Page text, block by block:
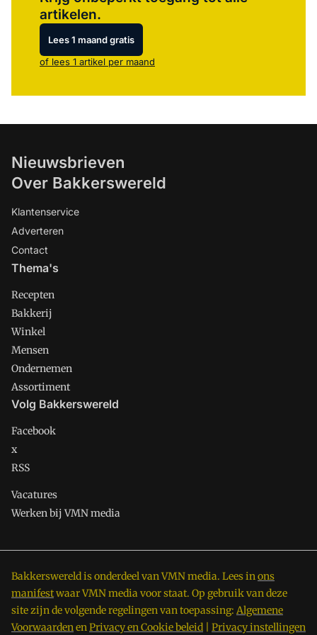
artikelen.
Lees 1 maand gratis
of lees 1 artikel per maand
Nieuwsbrieven
Over Bakkerswereld
Klantenservice
Adverteren
Contact
Thema's
Recepten
Bakkerij
Winkel
Mensen
Ondernemen
Assortiment
Volg Bakkerswereld
Facebook
x
RSS
Vacatures
Werken bij VMN media
Bakkerswereld is onderdeel van VMN media. Lees inons
manifestwaar VMN media voor staat. Op gebruik van deze
site zijn de volgende regelingen van toepassing: Algemene
VoorwaardenenPrivacy en Cookie beleid Privacy instellingen